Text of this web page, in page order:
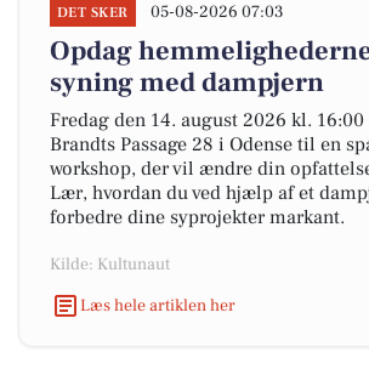
DET SKER 05-08-2026 07:03
Opdag
syning med dampjern
Fredag den 14. august 2026 kl.
Brandts Passage 28 i Odense til en
workshop, der vil ændre din
Lær, hvordan du ved hjælp af et
forbedre dine syprojekter markant.
Kilde: Kultunaut
Læs hele artiklen her